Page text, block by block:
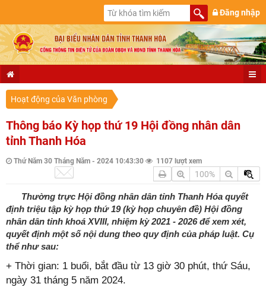
Đăng nhập
Hoạt động của Văn phòng
Thông báo Kỳ họp thứ 19 Hội đồng nhân dân
tỉnh Thanh Hóa
Thứ Năm 30 Tháng Năm - 2024 10:43:30 1107 lượt xem
100%
Thường trực Hội đồng nhân dân tỉnh Thanh Hóa quyết
định triệu tập kỳ họp thứ 19 (kỳ họp chuyên đề) Hội đồng
nhân dân tỉnh khoá XVIII, nhiệm kỳ 2021 - 2026 để xem xét,
quyết định một số nội dung theo quy định của pháp luật. Cụ
thể như sau:
+ Thời gian: 1 buổi, bắt đầu từ 13 giờ 30 phút, thứ Sáu,
ngày 31 tháng 5 năm 2024.